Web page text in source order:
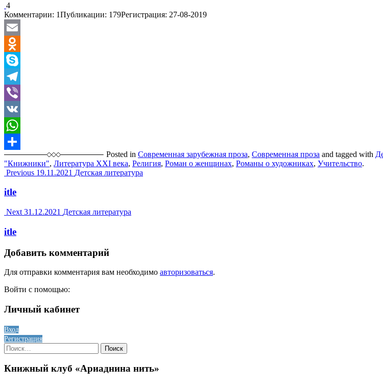
4
Комментарии: 1Публикации: 179Регистрация: 27-08-2019
Email
Odnoklassniki
Skype
Telegram
Viber
VK
WhatsApp
Отправить
Posted in Современная зарубежная проза, Современная проза and tagged with
"Книжники", Литература XXI века, Религия, Роман о женщинах, Романы о художниках, Учительство.
Post
navigation
Previous 19.11.2021 Детская литература
itle
Next 31.12.2021 Детская литература
itle
Добавить комментарий
Для отправки комментария вам необходимо авторизоваться.
Войти с помощью:
Личный кабинет
Вход
Регистрация
Найти:
Книжный клуб «Ариаднина нить»